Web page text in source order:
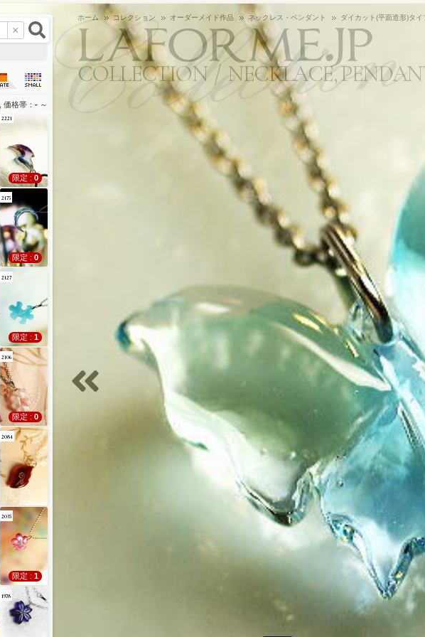
laforme.jp
作品詳細
ホーム コレクション オーダーメイド作品 ネックレス・ペンダント ダイカット(平面造形)タイ
ネックレス・ペン
COLLECTION NECKLACE,
, 価格帯： - ～ 最近更新された作品順（新しい方から） アイテムずつ
2238
2221
限定 :0
2175
限定 :0
2127
限定 :1
2106
限定 :0
2084
2035
限定 :1
1978
作品検索(item用)